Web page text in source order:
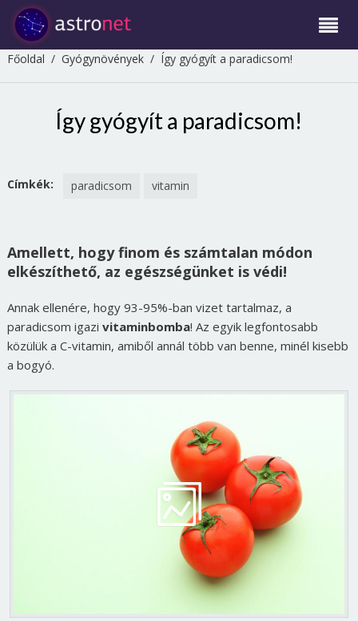
Főoldal / Gyógynövények/ Így gyógyít a paradicsom!
Így gyógyít a paradicsom!
Címkék: paradicsom vitamin
Amellett, hogy finom és számtalan módon
elkészíthető, az egészségünket is védi!
Annak ellenére, hogy 93-95%-ban vizet tartalmaz, a
paradicsom igazi vitaminbomba! Az egyik legfontosabb
közülük a C-vitamin, amiből annál több van benne, minél kisebb
a bogyó.